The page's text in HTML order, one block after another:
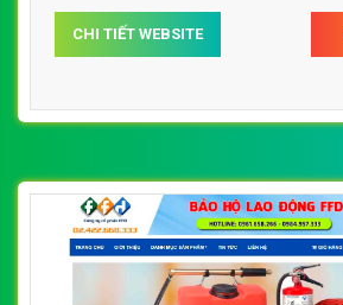
hộ lao động baohonambinhvn
CHI TIẾT WEBSITE